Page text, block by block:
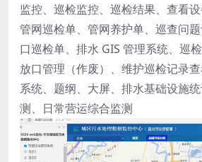
监控、巡检监控、巡检结果、查看
管网巡检单、管网养护单、巡查问
口巡检单、排水 GIS 管理系统、巡
放口管理（作废）、维护巡检记录
系统、题纲、大屏、排水基础设施
测、日常营运综合监测